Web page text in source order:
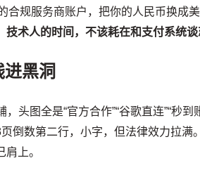
合规服务商账户，把你的人民币换成
技术人的时间，不该耗在和支付系统谈
黑洞
头图全是“官方合作”“谷歌直连”“秒到
数第二行，小字，但法律效力拉满
上。